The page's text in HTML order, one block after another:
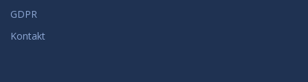
GDPR
Kontakt